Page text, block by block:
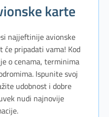
karte
najjeftinije avionske
će pripadati vama! Kod
o cenama, terminima
Ispunite svoj
udobnost i dobre
nudi najnovije